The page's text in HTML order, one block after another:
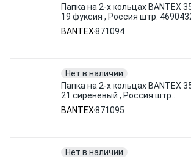
Папка на 2-х кольцах BANTEX
19 фуксия , Россия штр.
871094
BANTEX871094
Нет в наличии
Папка на 2-х кольцах BANTEX
21 сиреневый , Россия штр.
4690432022471 871095
BANTEX871095
Нет в наличии